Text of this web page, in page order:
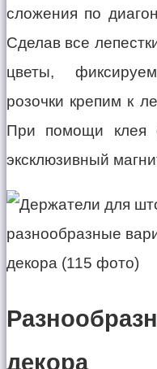
сложения по
Сделав все
цветы,
розочки крепим к
При помощи клея
эксклюзивный
декора